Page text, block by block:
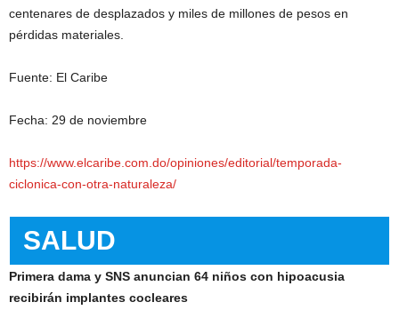
centenares de desplazados y miles de millones de pesos en
pérdidas materiales.
Fuente: El Caribe
Fecha: 29 de noviembre
https://www.elcaribe.com.do/opiniones/editorial/temporada-
ciclonica-con-otra-naturaleza/
SALUD
Primera dama y SNS anuncian 64 niños con hipoacusia
recibirán implantes cocleares